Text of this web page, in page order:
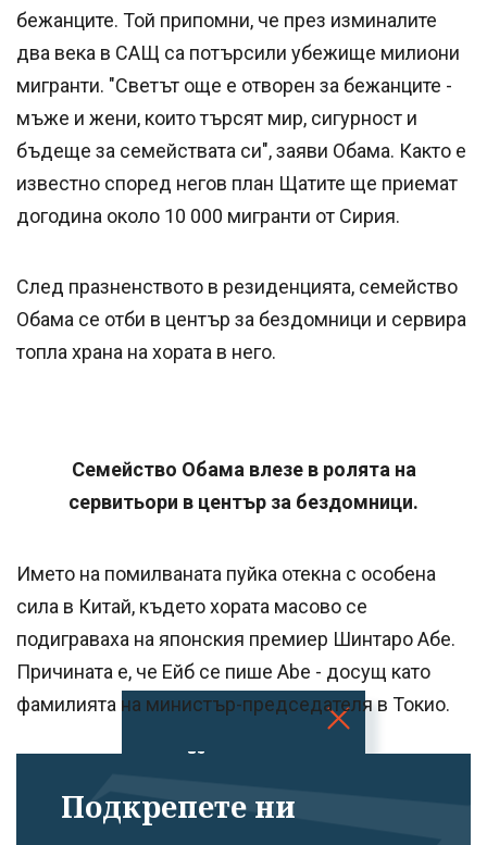
Успешно
профила си!
бежанците. Той припомни, че през изминалите
два века в САЩ са потърсили убежище милиони
мигранти. "Светът още е отворен за бежанците -
мъже и жени, които търсят мир, сигурност и
бъдеще за семействата си", заяви Обама. Както е
известно според негов план Щатите ще приемат
догодина около 10 000 мигранти от Сирия.
След празненството в резиденцията, семейство
Обама се отби в център за бездомници и сервира
топла храна на хората в него.
Семейство Обама влезе в ролята на
сервитьори в център за бездомници.
Името на помилваната пуйка отекна с особена
сила в Китай, където хората масово се
подиграваха на японския премиер Шинтаро Абе.
Причината е, че Ейб се пише Abe - досущ като
фамилията на министър-председателя в Токио.
Подкрепете ни